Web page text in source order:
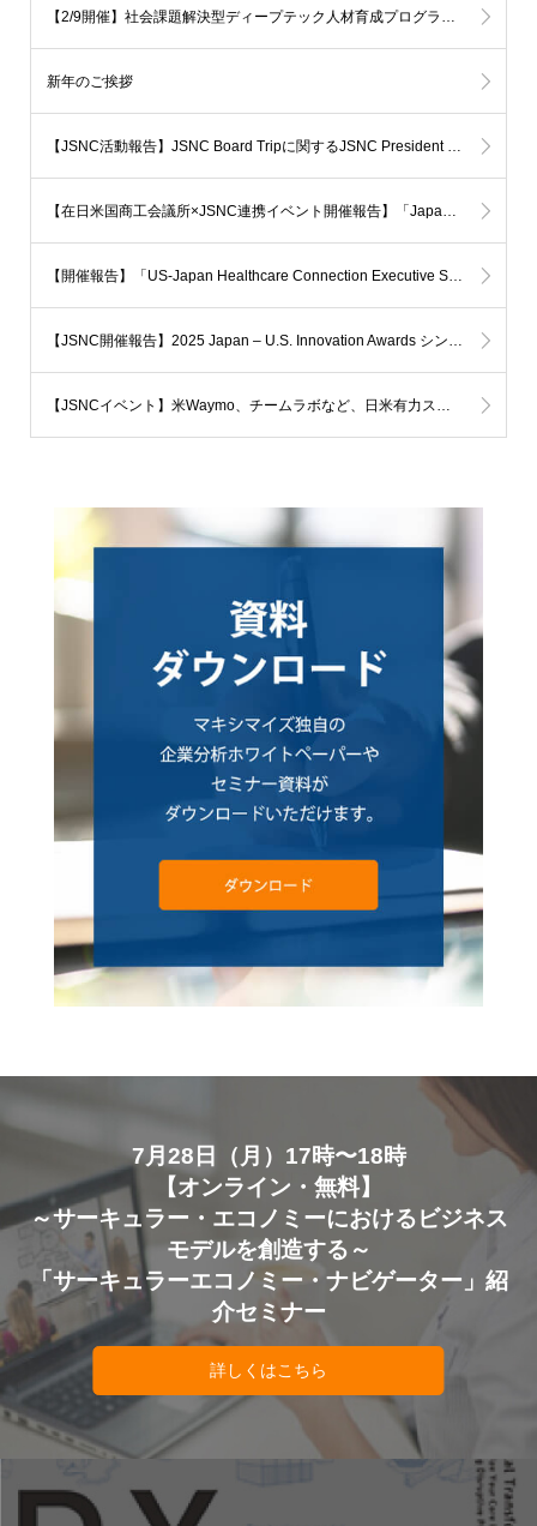
新年のご挨拶
【開催報告】「US-Japan Healthcare Connection Executive Symposium 2025 ～AIと科学が切り拓く未来の医療～
7月28日（月）17時〜18時
【オンライン・無料】
～サーキュラー・エコノミーにおけるビジネス
モデルを創造する～
「サーキュラーエコノミー・ナビゲーター」紹
介セミナー
詳しくはこちら